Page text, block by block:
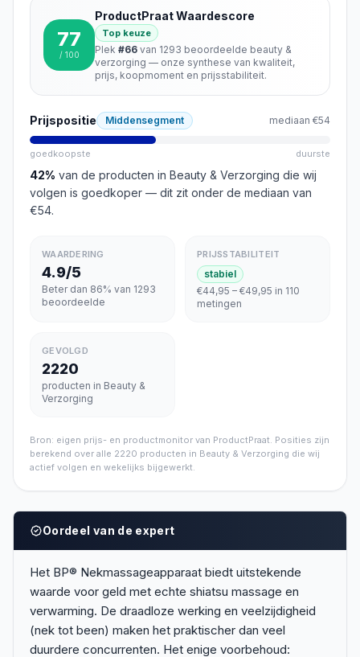
77
/ 100
ProductPraat Waardescore
Top keuze
Plek #66 van 1293 beoordeelde beauty &
verzorging — onze synthese van kwaliteit,
prijs, koopmoment en prijsstabiliteit.
Prijspositie Middensegment mediaan €54
goedkoopste duurste
42% van de producten in Beauty & Verzorging die wij
volgen is goedkoper — dit zit onder de mediaan van
€54.
WAARDERING
4.9/5
Beter dan 86% van 1293
beoordeelde
PRIJSSTABILITEIT
stabiel
€44,95 – €49,95 in 110
metingen
GEVOLGD
2220
producten in Beauty &
Verzorging
Bron: eigen prijs- en productmonitor van ProductPraat. Posities zijn
berekend over alle 2220 producten in Beauty & Verzorging die wij
actief volgen en wekelijks bijgewerkt.
Oordeel van de expert
Het BP® Nekmassageapparaat biedt uitstekende
waarde voor geld met echte shiatsu massage en
verwarming. De draadloze werking en veelzijdigheid
(nek tot been) maken het praktischer dan veel
duurdere concurrenten. Het enige voorbehoud: